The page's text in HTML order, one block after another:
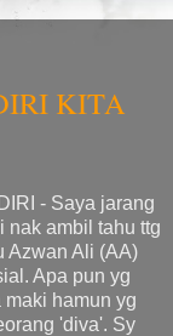
KITA
- Saya jarang
nak ambil tahu ttg
Azwan Ali (AA)
Apa pun yg
hamun yg
'diva'. Sy